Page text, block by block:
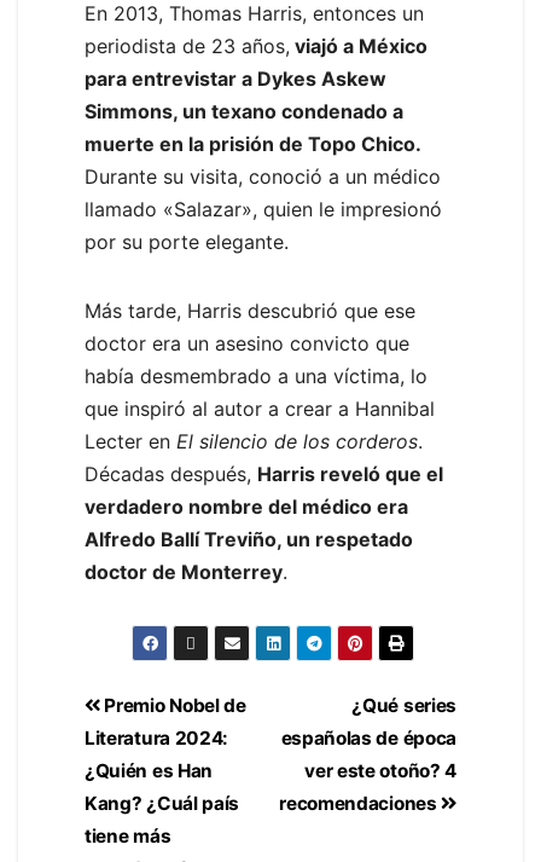
En 2013, Thomas Harris, entonces un
periodista de 23 años, viajó a México
para entrevistar a Dykes Askew
Simmons, un texano condenado a
muerte en la prisión de Topo Chico.
Durante su visita, conoció a un médico
llamado «Salazar», quien le impresionó
por su porte elegante.
Más tarde, Harris descubrió que ese
doctor era un asesino convicto que
había desmembrado a una víctima, lo
que inspiró al autor a crear a Hannibal
Lecter en El silencio de los corderos.
Décadas después, Harris reveló que el
verdadero nombre del médico era
Alfredo Ballí Treviño, un respetado
doctor de Monterrey.
¿Qué series
españolas de época
ver este otoño? 4
recomendaciones
Premio Nobel de
Literatura 2024:
¿Quién es Han
Kang? ¿Cuál país
tiene más